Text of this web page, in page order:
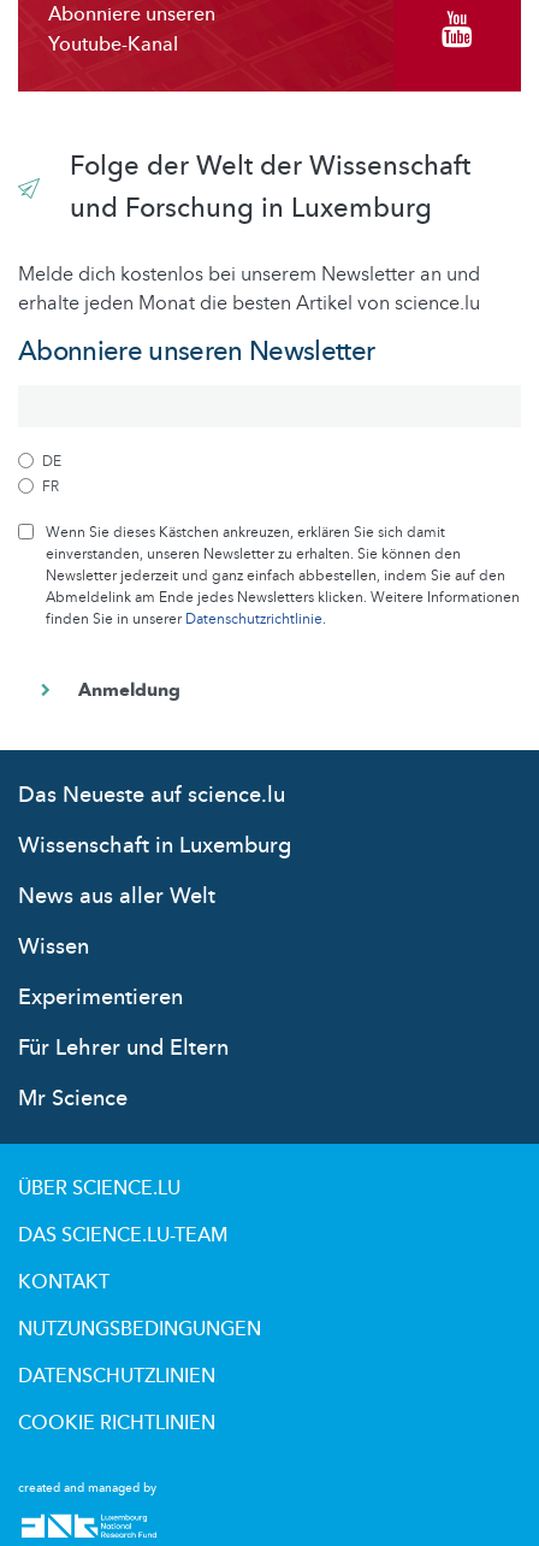
Abonniere unseren
Youtube-Kanal
Folge der Welt der Wissenschaft
und Forschung in Luxemburg
Melde dich kostenlos bei unserem Newsletter an und
erhalte jeden Monat die besten Artikel von science.lu
Abonniere unseren Newsletter
DE
FR
Wenn Sie dieses Kästchen ankreuzen, erklären Sie sich damit
einverstanden, unseren Newsletter zu erhalten. Sie können den
Newsletter jederzeit und ganz einfach abbestellen, indem Sie auf den
Abmeldelink am Ende jedes Newsletters klicken. Weitere Informationen
finden Sie in unsererDatenschutzrichtlinie.
Das Neueste auf science.lu
Wissenschaft in Luxemburg
News aus aller Welt
Wissen
Experimentieren
Für Lehrer und Eltern
Mr Science
created and managed by
ÜBER SCIENCE.LU
DAS SCIENCE.LU-TEAM
KONTAKT
NUTZUNGSBEDINGUNGEN
DATENSCHUTZLINIEN
COOKIE RICHTLINIEN